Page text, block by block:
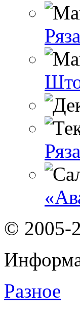
© 2005-
Разное